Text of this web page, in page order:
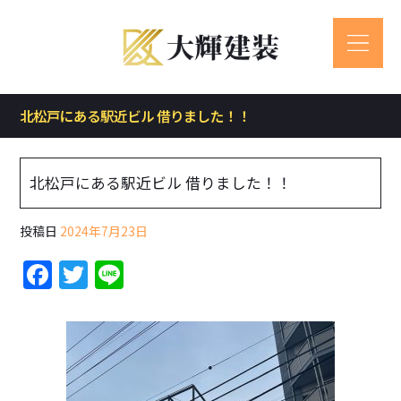
北松戸にある駅近ビル 借りました！！
北松戸にある駅近ビル 借りました！！
投稿日 2024年7月23日
F
a
c
e
b
T
w
itt
er
e